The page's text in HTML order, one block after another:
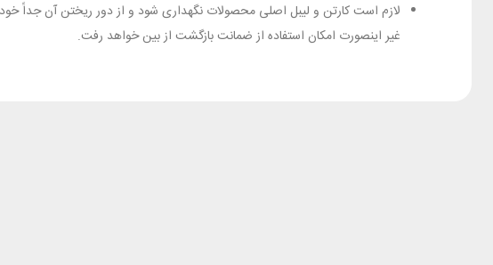
لازم است کارتن و لیبل اصلی محصولات نگهداری شود و از دور ریختن آن جداً
غیر اینصورت امکان استفاده از ضمانت بازگشت از بین خواهد رفت.